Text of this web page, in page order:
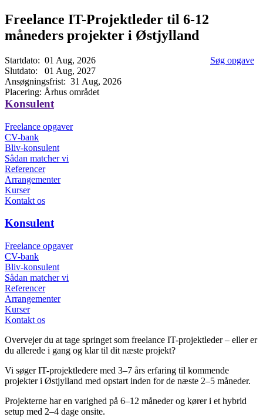
Freelance IT-Projektleder til 6-12
måneders projekter i Østjylland
Startdato: 01 Aug, 2026
Slutdato:
01 Aug, 2027
Ansøgningsfrist: 31 Aug, 2026
Placering: Århus området
Søg opgave
Konsulent
Freelance opgaver
CV-bank
Bliv-konsulent
Sådan matcher vi
Referencer
Arrangementer
Kurser
Kontakt os
Konsulent
Freelance opgaver
CV-bank
Bliv-konsulent
Sådan matcher vi
Referencer
Arrangementer
Kurser
Kontakt os
Overvejer du at tage springet som freelance IT-projektleder – eller er
du allerede i gang og klar til dit næste projekt?
Vi søger IT-projektledere med 3–7 års erfaring til kommende
projekter i Østjylland med opstart inden for de næste 2–5 måneder.
Projekterne har en varighed på 6–12 måneder og kører i et hybrid
setup med 2–4 dage onsite.